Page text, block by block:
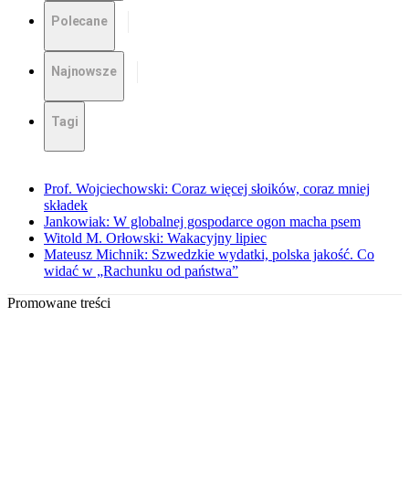
Polecane
Najnowsze
Tagi
Prof. Wojciechowski: Coraz więcej słoików, coraz mniej
składek
Jankowiak: W globalnej gospodarce ogon macha psem
Witold M. Orłowski: Wakacyjny lipiec
Mateusz Michnik: Szwedzkie wydatki, polska jakość. Co
widać w „Rachunku od państwa”
Promowane treści